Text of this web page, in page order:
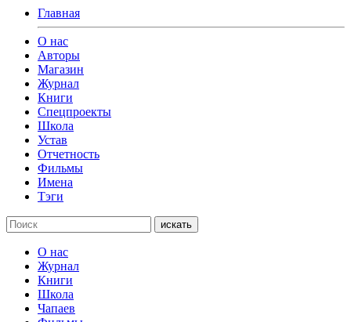
Главная
О нас
Авторы
Магазин
Журнал
Книги
Спецпроекты
Школа
Устав
Отчетность
Фильмы
Имена
Тэги
искать
О нас
Журнал
Книги
Школа
Чапаев